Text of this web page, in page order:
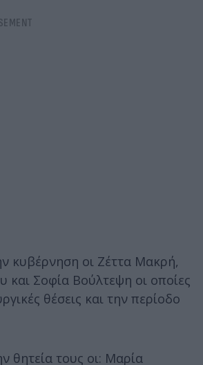
κυβέρνηση οι Ζέττα Μακρή,
και Σοφία Βούλτεψη οι οποίες
θέσεις και την περίοδο
θητεία τους οι: Μαρία